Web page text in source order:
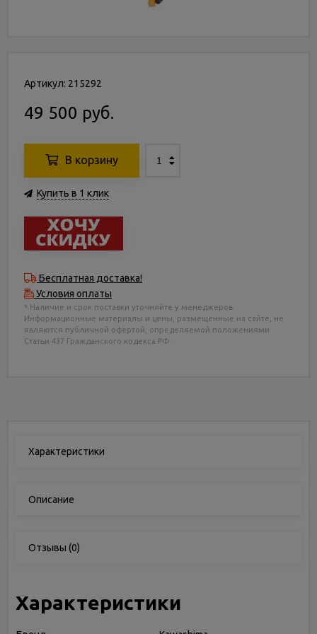
Артикул: 215292
49 500 руб.
В корзину
Купить в 1 клик
Бесплатная доставка!
Условия оплаты
* Наличие и срок поставки уточняйте у менеджеров.
Информационные материалы и цены, размещенные на сайте, не
являются публичной офертой, определяемой положениями
Статьи 437 Гражданского кодекса РФ.
Характеристики
Описание
Отзывы (0)
Характеристики